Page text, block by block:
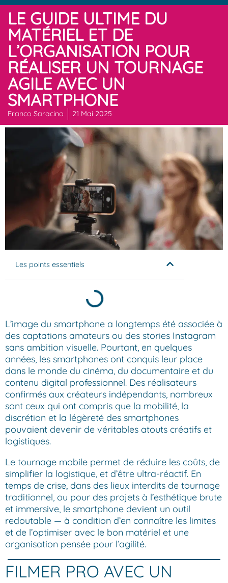
LE GUIDE ULTIME DU
MATÉRIEL ET DE
L’ORGANISATION POUR
RÉALISER UN TOURNAGE
AGILE AVEC UN
SMARTPHONE
Franco Saracino 21 Mai 2025
Les points essentiels
L’image du smartphone a longtemps été associée à
des captations amateurs ou des stories Instagram
sans ambition visuelle. Pourtant, en quelques
années, les smartphones ont conquis leur place
dans le monde du cinéma, du documentaire et du
contenu digital professionnel. Des réalisateurs
confirmés aux créateurs indépendants, nombreux
sont ceux qui ont compris que la mobilité, la
discrétion et la légèreté des smartphones
pouvaient devenir de véritables atouts créatifs et
logistiques.
Le tournage mobile permet de réduire les coûts, de
simplifier la logistique, et d’être ultra-réactif. En
temps de crise, dans des lieux interdits de tournage
traditionnel, ou pour des projets à l’esthétique brute
et immersive, le smartphone devient un outil
redoutable — à condition d’en connaître les limites
et de l’optimiser avec le bon matériel et une
organisation pensée pour l’agilité.
FILMER PRO AVEC UN